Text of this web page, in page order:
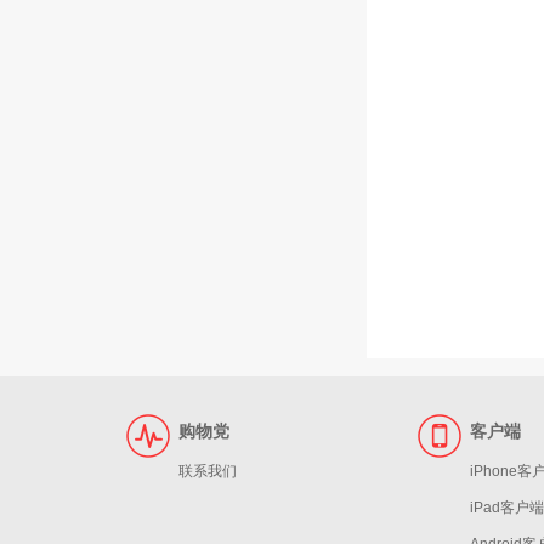
购物党
联系我们
客户端
iPhone客
iPad客户端